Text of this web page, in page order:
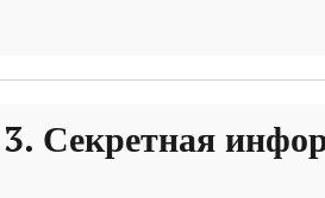
Секретная